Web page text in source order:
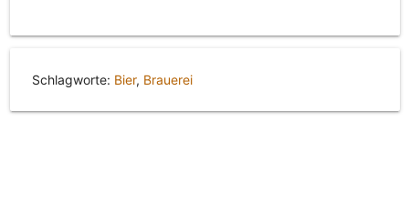
Schlagworte: Bier, Brauerei